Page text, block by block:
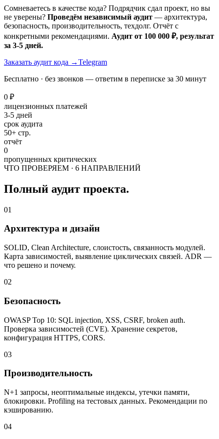
Сомневаетесь в качестве кода? Подрядчик сдал проект, но вы
не уверены? Проведём независимый аудит — архитектура,
безопасность, производительность, техдолг. Отчёт с
конкретными рекомендациями. Аудит от 100 000 ₽, результат
за 3-5 дней.
Заказать аудит кода →Telegram
Бесплатно · без звонков — ответим в переписке за 30 минут
0 ₽
лицензионных платежей
3-5 дней
срок аудита
50+ стр.
отчёт
0
пропущенных критических
ЧТО ПРОВЕРЯЕМ · 6 НАПРАВЛЕНИЙ
Полный аудит проекта.
01
Архитектура и дизайн
SOLID, Clean Architecture, слоистость, связанность модулей.
Карта зависимостей, выявление циклических связей. ADR —
что решено и почему.
02
Безопасность
OWASP Top 10: SQL injection, XSS, CSRF, broken auth.
Проверка зависимостей (CVE). Хранение секретов,
конфигурация HTTPS, CORS.
03
Производительность
N+1 запросы, неоптимальные индексы, утечки памяти,
блокировки. Profiling на тестовых данных. Рекомендации по
кэшированию.
04